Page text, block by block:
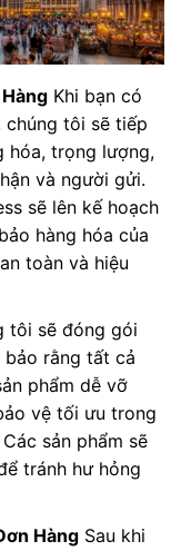
Khi bạn có
chúng tôi sẽ tiếp
hóa, trọng lượng,
và người gửi.
sẽ lên kế hoạch
hàng hóa của
toàn và hiệu
tôi sẽ đóng gói
bảo rằng tất cả
phẩm dễ vỡ
vệ tối ưu trong
sản phẩm sẽ
tránh hư hỏng
HàngSau khi